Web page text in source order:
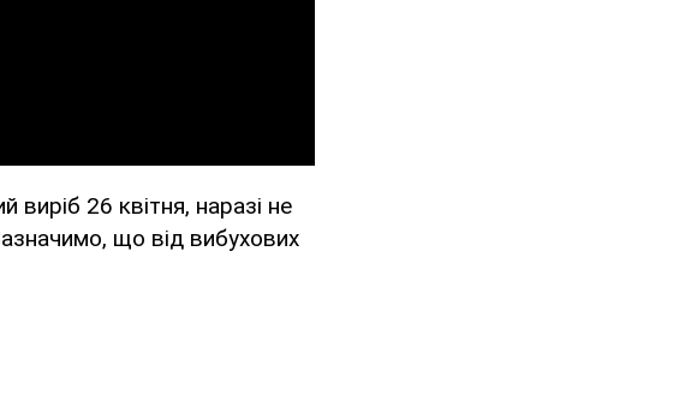
виріб 26 квітня, наразі не
що від вибухових